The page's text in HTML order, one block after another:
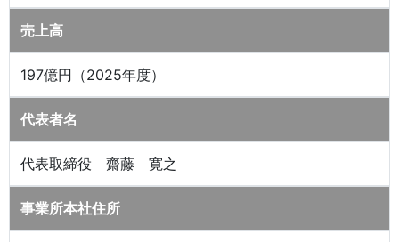
売上高
197億円（2025年度）
代表者名
代表取締役 齋藤 寛之
事業所本社住所